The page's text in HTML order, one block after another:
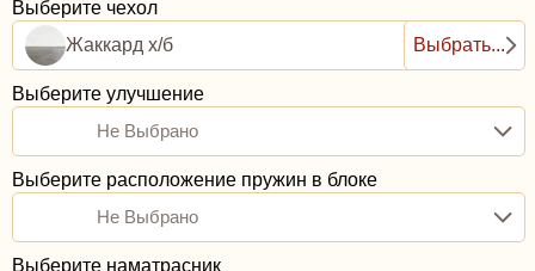
Выберите чехол
Жаккард х/б
Выбрать...
Выберите улучшение
Не Выбрано
Выберите расположение пружин в блоке
Не Выбрано
Выберите наматрасник